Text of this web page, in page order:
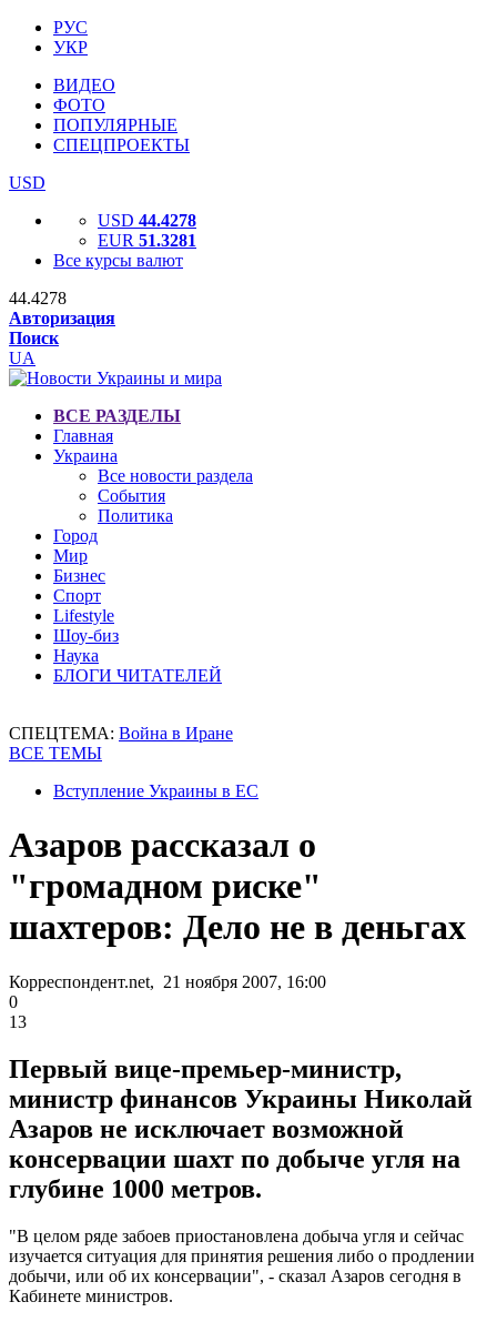
РУС
УКР
ВИДЕО
ФОТО
ПОПУЛЯРНЫЕ
СПЕЦПРОЕКТЫ
USD
USD 44.4278
EUR 51.3281
Все курсы валют
44.4278
Авторизация
Поиск
UA
ВСЕ РАЗДЕЛЫ
Главная
Украина
Все новости раздела
События
Политика
Город
Мир
Бизнес
Спорт
Lifestyle
Шоу-биз
Наука
БЛОГИ ЧИТАТЕЛЕЙ
СПЕЦТЕМА: Война в Иране
ВСЕ ТЕМЫ
Вступление Украины в ЕС
Азаров рассказал о
"громадном риске"
шахтеров: Дело не в деньгах
Корреспондент.net, 21 ноября 2007, 16:00
0
13
Первый вице-премьер-министр,
министр финансов Украины Николай
Азаров не исключает возможной
консервации шахт по добыче угля на
глубине 1000 метров.
"В целом ряде забоев приостановлена добыча угля и сейчас
изучается ситуация для принятия решения либо о продлении
добычи, или об их консервации", - сказал Азаров сегодня в
Кабинете министров.